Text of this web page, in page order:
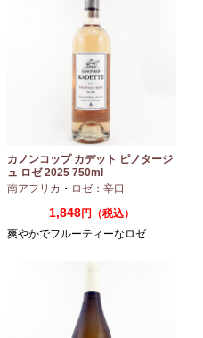
カノンコップ カデット ピノタージ
ュ ロゼ 2025 750ml
南アフリカ ・ ロゼ：辛口
1,848円（税込）
爽やかでフルーティーなロゼ